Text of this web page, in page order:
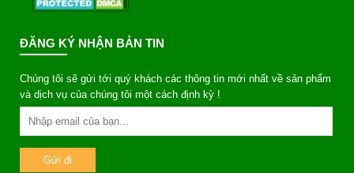
ĐĂNG KÝ NHẬN BẢN TIN
Chúng tôi sẽ gửi tới quý khách các thông tin mới nhất về sản phẩm
và dịch vụ của chúng tôi một cách định kỳ !
Gửi đi